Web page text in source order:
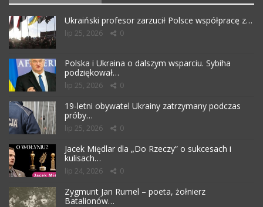
Ukraiński profesor zarzucił Polsce współpracę z…
lip 25, 2026 0
Polska i Ukraina o dalszym wsparciu. Sybiha
podziękował…
lip 25, 2026 0
19-letni obywatel Ukrainy zatrzymany podczas
próby…
lip 25, 2026 0
Jacek Międlar dla „Do Rzeczy” o sukcesach i
kulisach…
lip 24, 2026 0
Zygmunt Jan Rumel – poeta, żołnierz
Batalionów…